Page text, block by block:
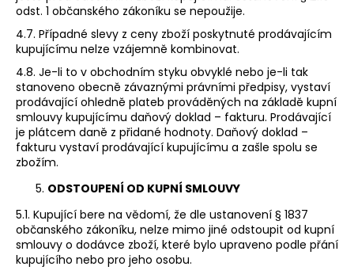
odst. 1 občanského zákoníku se nepoužije.
4.7. Případné slevy z ceny zboží poskytnuté prodávajícím
kupujícímu nelze vzájemně kombinovat.
4.8. Je-li to v obchodním styku obvyklé nebo je-li tak
stanoveno obecně závaznými právními předpisy, vystaví
prodávající ohledně plateb prováděných na základě kupní
smlouvy kupujícímu daňový doklad – fakturu. Prodávající
je plátcem daně z přidané hodnoty. Daňový doklad –
fakturu vystaví prodávající kupujícímu a zašle spolu se
zbožím.
ODSTOUPENÍ OD KUPNÍ SMLOUVY
5.1. Kupující bere na vědomí, že dle ustanovení § 1837
občanského zákoníku, nelze mimo jiné odstoupit od kupní
smlouvy o dodávce zboží, které bylo upraveno podle přání
kupujícího nebo pro jeho osobu.